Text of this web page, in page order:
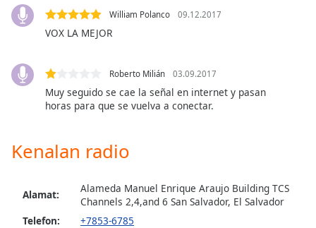
in-
Picture
Fullscreen
Beginning
window.
William Polanco 09.12.2017
VOX LA MEJOR
Roberto Milián 03.09.2017
Muy seguido se cae la señal en internet y pasan
horas para que se vuelva a conectar.
Kenalan radio
Alamat:
Alameda Manuel Enrique Araujo Building TCS
Channels 2,4,and 6 San Salvador, El Salvador
Telefon:
+7853-6785